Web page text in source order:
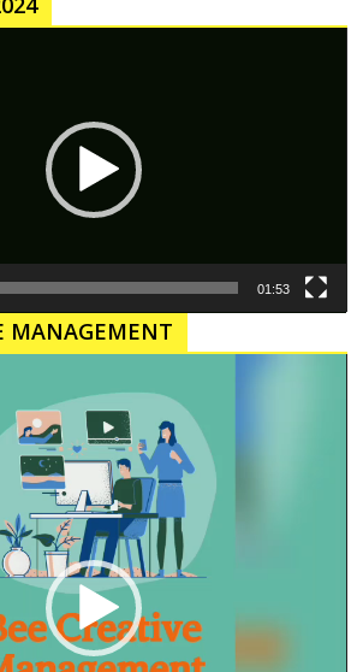
01:53
MANAGEMENT